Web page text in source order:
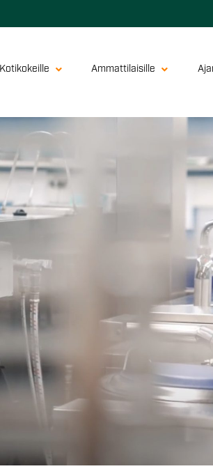
Kotikokeille Ammattilaisille